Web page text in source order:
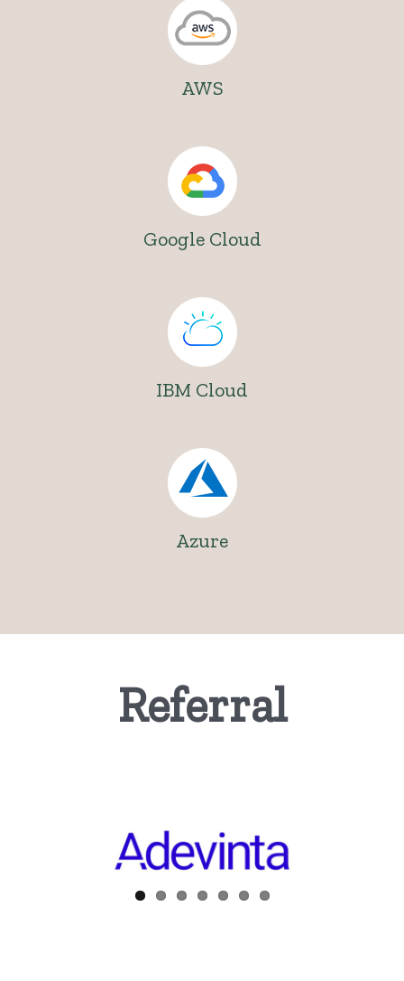
AWS
Google Cloud
IBM Cloud
Azure
Referral